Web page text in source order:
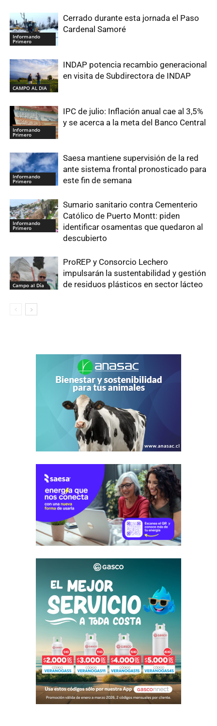
Informando
Primero
Cerrado durante esta jornada el Paso
Cardenal Samoré
CAMPO AL DIA
INDAP potencia recambio generacional
en visita de Subdirectora de INDAP
Informando
Primero
IPC de julio: Inflación anual cae al 3,5%
y se acerca a la meta del Banco Central
Informando
Primero
Saesa mantiene supervisión de la red
ante sistema frontal pronosticado para
este fin de semana
Informando
Primero
Sumario sanitario contra Cementerio
Católico de Puerto Montt: piden
identificar osamentas que quedaron al
descubierto
Campo al Día
ProREP y Consorcio Lechero
impulsarán la sustentabilidad y gestión
de residuos plásticos en sector lácteo